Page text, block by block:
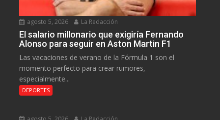
agosto 5, 2026 La Redacción
El salario millonario que exigiría Fernando
Alonso para seguir en Aston Martin F1
Las vacaciones de verano de la Fórmula 1 son el
momento perfecto para crear rumores,
especialmente...
DEPORTES